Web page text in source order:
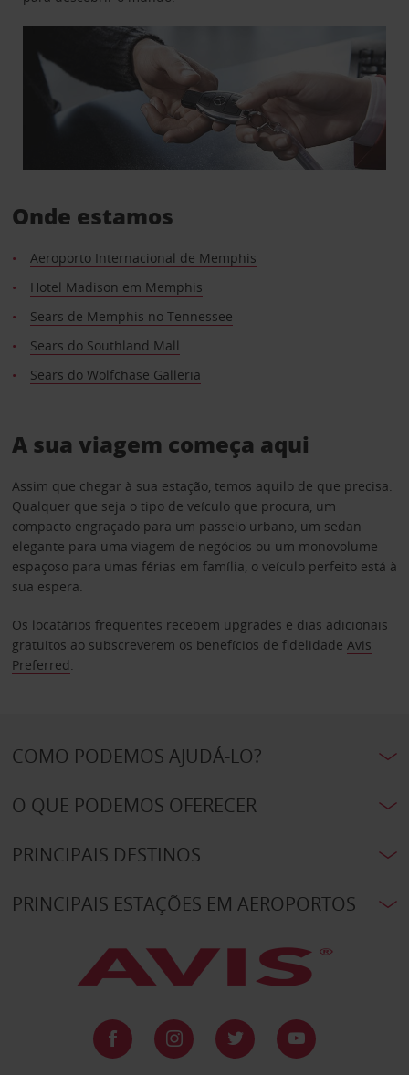
Onde estamos
Aeroporto Internacional de Memphis
Hotel Madison em Memphis
Sears de Memphis no Tennessee
Sears do Southland Mall
Sears do Wolfchase Galleria
A sua viagem começa aqui
Assim que chegar à sua estação, temos aquilo de que precisa.
Qualquer que seja o tipo de veículo que procura, um
compacto engraçado para um passeio urbano, um sedan
elegante para uma viagem de negócios ou um monovolume
espaçoso para umas férias em família, o veículo perfeito está à
sua espera.
Os locatários frequentes recebem upgrades e dias adicionais
gratuitos ao subscreverem os benefícios de fidelidade Avis
Preferred.
COMO PODEMOS AJUDÁ-LO?
O QUE PODEMOS OFERECER
PRINCIPAIS DESTINOS
PRINCIPAIS ESTAÇÕES EM AEROPORTOS